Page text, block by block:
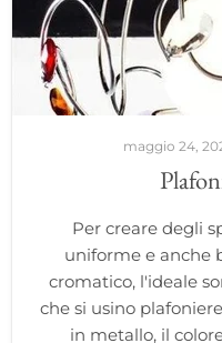
maggio 24,
Per creare degli
uniforme e anche
cromatico, l'ideale
che si usino
in metallo, il